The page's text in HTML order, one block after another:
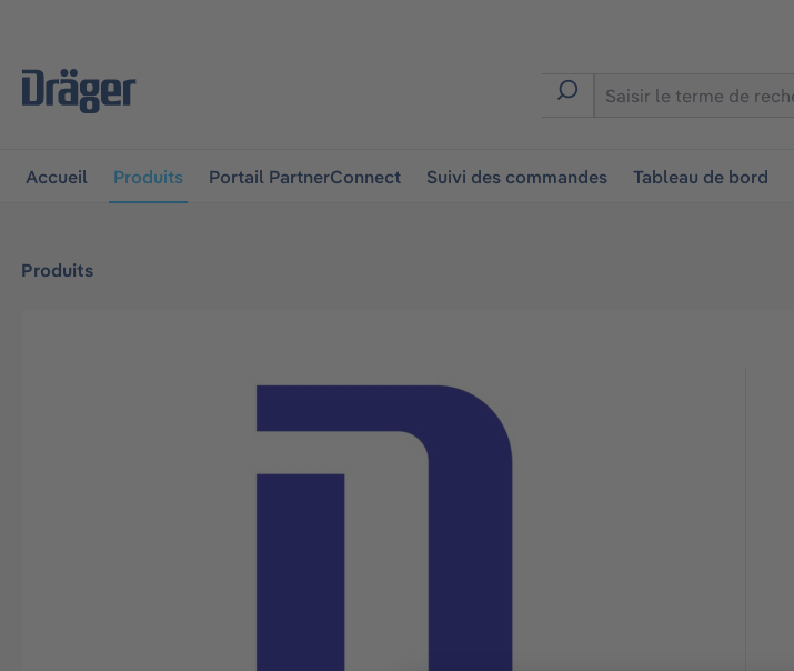
Accueil Produits Portail PartnerConnect Suivi des commandes Tableau de bord
Produits